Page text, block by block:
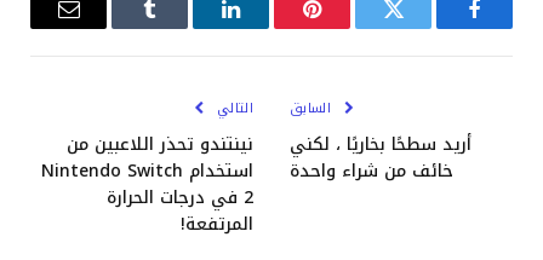
فيسبوكتويتر بينتيريستلينكدإن Tumblrالبريد
السابق
أريد سطحًا بخاريًا ، لكني
خائف من شراء واحدة
التالي
نينتندو تحذر اللاعبين من
استخدام Nintendo Switch
2 في درجات الحرارة
المرتفعة!